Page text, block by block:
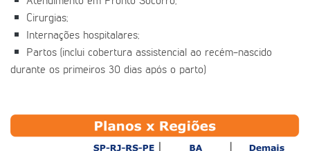
Cirurgias;
Internações hospitalares;
Partos (inclui cobertura assistencial ao recém-nascido
durante os primeiros 30 dias após o parto)